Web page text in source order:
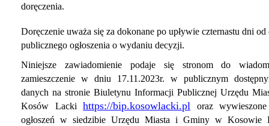
doręczenia.
Doręczenie uważa się za dokonane po upływie czternastu dni od
publicznego ogłoszenia o wydaniu decyzji.
Niniejsze zawiadomienie podaje się stronom do
zamieszczenie w dniu 17.11.2023r. w publicznym
danych nastronie Biuletynu Informacji Publicznej Urzędu
Kosów Lackihttps://bip.kosowlacki.pl
oraz
ogłoszeń w siedzibie Urzędu Miasta i Gminy w Kosowie